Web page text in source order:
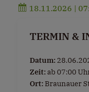
18.11.2026 |
TERMIN &
Datum:
Zeit: ab 07:00
Ort: Braunauer